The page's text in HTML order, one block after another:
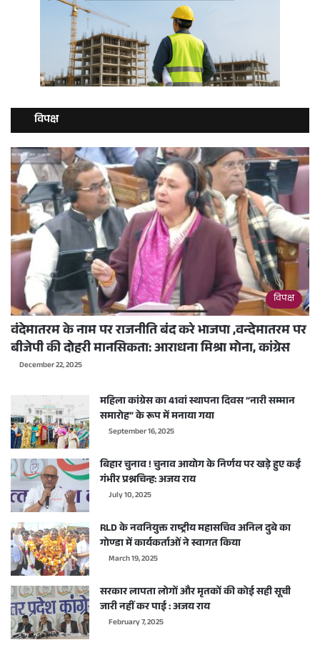
विपक्ष
विपक्ष
वंदेमातरम के नाम पर राजनीति बंद करे भाजपा ,वन्देमातरम पर
बीजेपी की दोहरी मानसिकता: आराधना मिश्रा मोना, कांग्रेस
December 22, 2025
महिला कांग्रेस का 41वां स्थापना दिवस “नारी सम्मान
समारोह” के रूप में मनाया गया
September 16, 2025
बिहार चुनाव ! चुनाव आयोग के निर्णय पर खड़े हुए कई
गंभीर प्रश्नचिन्ह: अजय राय
July 10, 2025
RLD के नवनियुक्त राष्ट्रीय महासचिव अनिल दुबे का
गोण्डा में कार्यकर्ताओं ने स्वागत किया
March 19, 2025
सरकार लापता लोगों और मृतकों की कोई सही सूची
जारी नहीं कर पाई : अजय राय
February 7, 2025